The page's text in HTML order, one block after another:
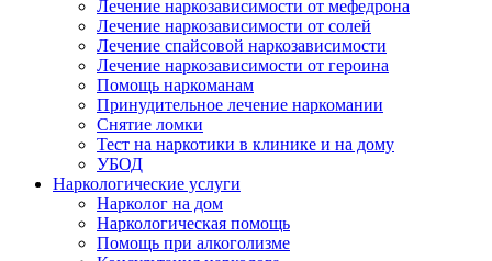
Лечение наркозависимости от мефедрона
Лечение наркозависимости от солей
Лечение спайсовой наркозависимости
Лечение наркозависимости от героина
Помощь наркоманам
Принудительное лечение наркомании
Снятие ломки
Тест на наркотики в клинике и на дому
УБОД
Наркологические услуги
Нарколог на дом
Наркологическая помощь
Помощь при алкоголизме